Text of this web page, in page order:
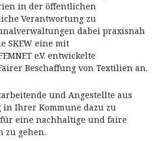
in der öffentlichen
Verantwortung zu
dabei praxisnah
SKEW eine mit
e.V. entwickelte
Beschaffung von Textilien an.
und Angestellte aus
in Ihrer Kommune dazu zu
eine nachhaltige und faire
zu gehen.